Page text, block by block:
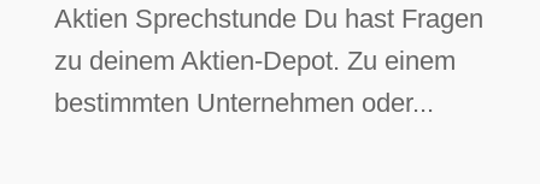
Aktien Sprechstunde Du hast Fragen
zu deinem Aktien-Depot. Zu einem
bestimmten Unternehmen oder...